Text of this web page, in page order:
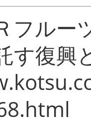
ルー
す復興